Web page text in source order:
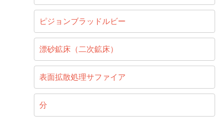
ピジョンブラッドルビー
漂砂鉱床（二次鉱床）
表面拡散処理サファイア
分